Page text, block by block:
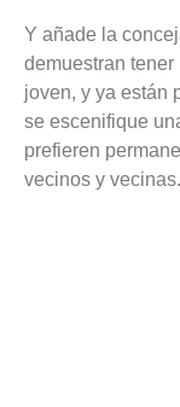
Y añade la
demuestran
joven, y ya están
se escenifique
prefieren
vecinos y vecinas.